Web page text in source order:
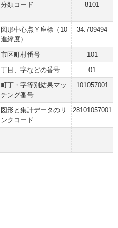
分類コード 8101
図形中心点Ｙ座標（10
進緯度）
34.709494
市区町村番号
101
丁目、字などの番号
01
町丁・字等別結果マッ
チング番号
101057001
図形と集計データのリ
ンクコード
28101057001